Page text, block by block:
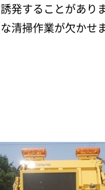
誘発することがあり
な清掃作業が欠かせ